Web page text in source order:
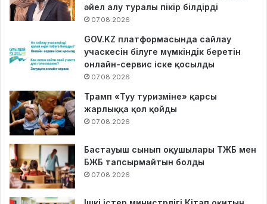
әйел алу туралы пікір білдірді
07.08.2026
GOV.KZ платформасында сайлау
учаскесін білуге мүмкіндік беретін
онлайн-сервис іске қосылды
07.08.2026
Трамп «Туу туризміне» қарсы
жарлыққа қол қойды
07.08.2026
Бастауыш сынып оқушылары ТЖБ мен
БЖБ тапсырмайтын болды
07.08.2026